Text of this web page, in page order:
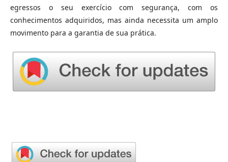
egressos o seu exercício com segurança, com os
conhecimentos adquiridos, mas ainda necessita um amplo
movimento para a garantia de sua prática.